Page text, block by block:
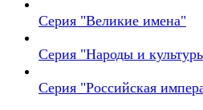
Серия "Великие имена"
Серия "Народы и
Серия "Российская